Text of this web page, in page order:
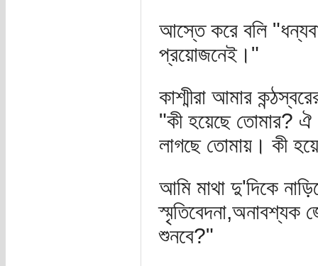
আস্তে করে বলি
প্রয়োজনেই।"
কাশ্মীরা আমার
"কী হয়েছে তোমার? ঐ
লাগছে তোমায়। কী
আমি মাথা দু'দিকে
স্মৃতিবেদনা,অনাবশ্যক
শুনবে?"